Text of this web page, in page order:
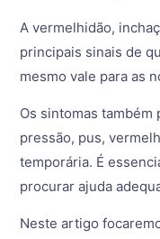
A vermelhidão,
principais sinais de
mesmo vale para as
Os sintomas
pressão, pus,
temporária. É
procurar ajuda
Neste artigo